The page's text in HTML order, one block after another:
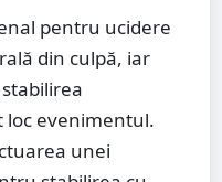
pentru ucidere
din culpă, iar
evenimentul.
unei